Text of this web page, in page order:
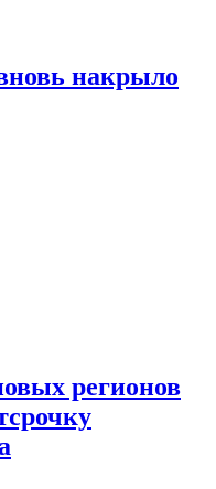
накрыло
регионов